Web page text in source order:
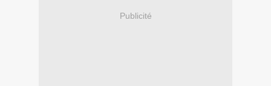
Publicité